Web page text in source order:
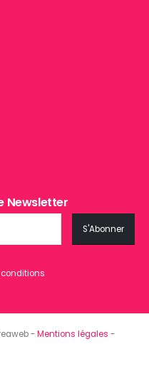
Newsletter
-Mentions légales -